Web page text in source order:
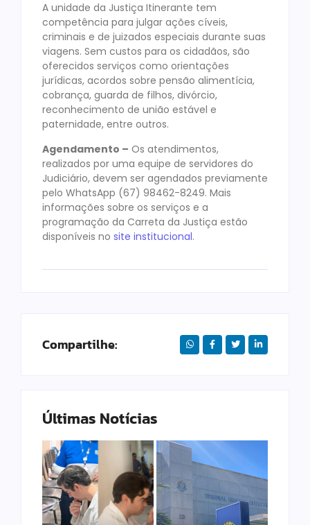
A unidade da Justiça Itinerante tem
competência para julgar ações cíveis,
criminais e de juizados especiais durante suas
viagens. Sem custos para os cidadãos, são
oferecidos serviços como orientações
jurídicas, acordos sobre pensão alimentícia,
cobrança, guarda de filhos, divórcio,
reconhecimento de união estável e
paternidade, entre outros.
Agendamento – Os atendimentos,
realizados por uma equipe de servidores do
Judiciário, devem ser agendados previamente
pelo WhatsApp (67) 98462-8249. Mais
informações sobre os serviços e a
programação da Carreta da Justiça estão
disponíveis no site institucional.
Compartilhe:
Últimas Notícias